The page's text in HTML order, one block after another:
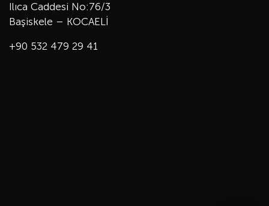
Ilıca Caddesi No:76/3
Başiskele – KOCAELİ
+90 532 479 29 41